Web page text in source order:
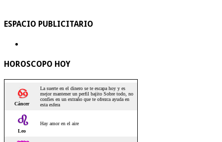
ESPACIO PUBLICITARIO
HOROSCOPO HOY